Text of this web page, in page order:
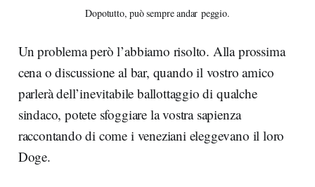
Dopotutto, può sempre andar peggio.
Un problema però l’abbiamo risolto. Alla prossima
cena o discussione al bar, quando il vostro amico
parlerà dell’inevitabile ballottaggio di qualche
sindaco, potete sfoggiare la vostra sapienza
raccontando di come i veneziani eleggevano il loro
Doge.